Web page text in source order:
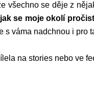
všechno se děje z
se moje okolí
s váma nadchnou i
na stories nebo ve